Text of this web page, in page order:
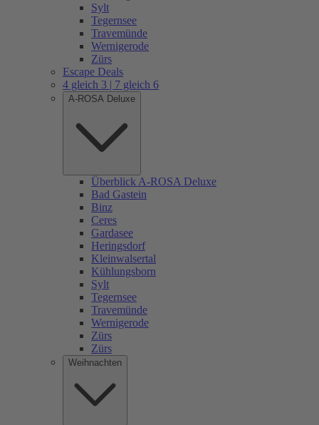
Sylt
Tegernsee
Travemünde
Wernigerode
Zürs
Escape Deals
4 gleich 3 | 7 gleich 6
A-ROSA Deluxe
Überblick A-ROSA Deluxe
Bad Gastein
Binz
Ceres
Gardasee
Heringsdorf
Kleinwalsertal
Kühlungsborn
Sylt
Tegernsee
Travemünde
Wernigerode
Zürs
Zürs
Weihnachten